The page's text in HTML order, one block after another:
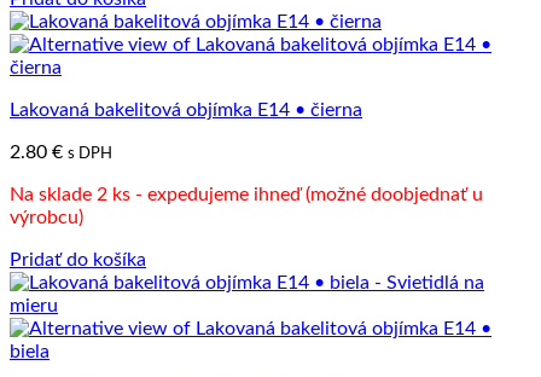
Lakovaná bakelitová objímka E14 • čierna
2.80 € s DPH
Na sklade 2 ks - expedujeme ihneď (možné doobjednať u
výrobcu)
Pridať do košíka